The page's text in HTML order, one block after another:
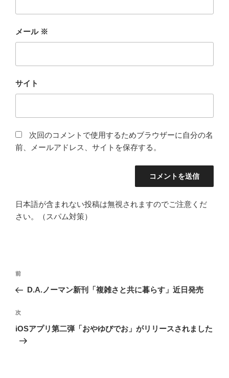
メール ※
サイト
次回のコメントで使用するためブラウザーに自分の名
前、メールアドレス、サイトを保存する。
日本語が含まれない投稿は無視されますのでご注意くだ
さい。（スパム対策）
投
ナ
ビ
ゲ
ー
前
の
稿
前
D.A.ノーマン新刊「複雑さと共に暮らす」近日発売
次
の
次
iOSアプリ第二弾「おやゆびでお」がリリースされました